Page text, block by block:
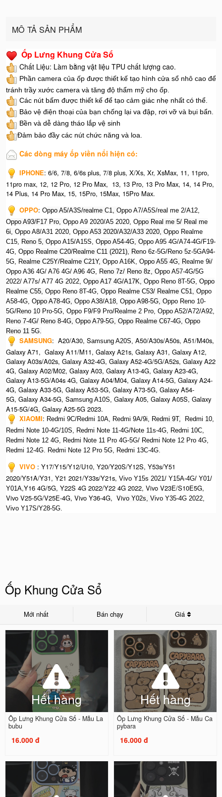
MÔ TẢ SẢN PHẨM
Ốp Lưng Khung Cửa Sổ
Chất Liệu: Làm bằng vật liệu TPU chất lượng cao.
Phần camera của ốp được thiết kế tạo hình cửa sổ nhô cao để
tránh trầy xước camera và tăng độ thẩm mỹ cho ốp.
Các nút bấm được thiết kế để tạo cảm giác nhẹ nhất có thể.
Bảo vệ điện thoại của bạn chống lại va đập, rơi vỡ và bụi bẩn.
Bền và dễ dàng tháo lắp vệ sinh
Đảm bảo đầy các nút chức năng và loa.
Các dòng máy ốp viền nổi hiện có:
IPHONE: 6/6, 7/8, 6/6s plus, 7/8 plus, X/Xs, Xr, XsMax, 11, 11pro,
11pro max, 12, 12 Pro, 12 Pro Max, 13, 13 Pro, 13 Pro Max, 14, 14 Pro,
14 Plus, 14 Pro Max, 15, 15Pro, 15Max, 15Pro Max.
OPPO: Oppo A5/A3S/realme C1, Oppo A7/A5S/real me 2/A12,
Oppo A93/F17 Pro, Oppo A9 2020/A5 2020, Oppo Real me 5/ Real me
6i, Oppo A8/A31 2020, Oppo A53 2020/A32/A33 2020, Oppo Realme
C15, Reno 5, Oppo A15/A15S, Oppo A54-4G, Oppo A95 4G/A74-4G/F19-
4G, Oppo Realme C20/Realme C11 (2021), Reno 6z-5G/Reno 5z-5GA94-
5G, Realme C25Y/Realme C21Y, Oppo A16K, Oppo A55 4G, Realme 9i/
Oppo A36 4G/ A76 4G/ A96 4G, Reno 7z/ Reno 8z, Oppo A57-4G/5G
2022/ A77s/ A77 4G 2022, Oppo A17 4G/A17K, Oppo Reno 8T-5G, Oppo
Realme C55, Oppo Reno 8T-4G, Oppo Realme C53/ Realme C51, Oppo
A58-4G, Oppo A78-4G, Oppo A38/A18, Oppo A98-5G, Oppo Reno 10-
5G/Reno 10 Pro-5G, Oppo F9/F9 Pro/Realme 2 Pro, Oppo A52/A72/A92,
Reno 7-4G/ Reno 8-4G, Oppo A79-5G, Oppo Realme C67-4G, Oppo
Reno 11 5G.
SAMSUNG: A20/A30, Samsung A20S, A50/A30s/A50s, A51/M40s,
Galaxy A71, Galaxy A11/M11, Galaxy A21s, Galaxy A31, Galaxy A12,
Galaxy A03s/A02s, Galaxy A32-4G, Galaxy A52-4G/5G/A52s, Galaxy A22
4G, Galaxy A02/M02, Galaxy A03, Galaxy A13-4G, Galaxy A23-4G,
Galaxy A13-5G/A04s 4G, Galaxy A04/M04, Galaxy A14-5G, Galaxy A24-
4G, Galaxy A33-5G, Galaxy A53-5G, Galaxy A73-5G, Galaxy A54-
5G, Galaxy A34-5G, Samsung A10S, Galaxy A05, Galaxy A05S, Galaxy
A15-5G/4G, Galaxy A25-5G 2023.
XIAOMI: Redmi 9C/Redmi 10A, Redmi 9A/9i, Redmi 9T,
Redmi 10,
Redmi Note 10-4G/10S, Redmi Note 11-4G/Note 11s-4G, Redmi 10C,
Redmi Note 12 4G,
Redmi Note 11 Pro 4G-5G/ Redmi Note 12 Pro 4G,
Redmi 12-4G.
Redmi Note 12 Pro 5G, Redmi 13C-4G.
VIVO : Y17/Y15/Y12/U10, Y20/Y20S/Y12S, Y53s/Y51
2020/Y51A/Y31, Y21 2021/Y33s/Y21s, Vivo Y15s 2021/ Y15A-4G/ Y01/
Y01A,Y16 4G/5G, Y22S 4G 2022/Y22 4G 2022, Vivo V23E/S10E5G,
Vivo V25-5G/V25E-4G, Vivo Y36-4G, Vivo Y02s, Vivo Y35-4G 2022,
Vivo Y17S/Y28-5G.
Ốp Khung Cửa Sổ
Mới nhất Bán chạy Giá
Hết hàng
Ốp Lưng Khung Cửa Sổ - Mẫu La
bubu
16.000 đ
Hết hàng
Ốp Lưng Khung Cửa Sổ - Mẫu Ca
pybara
16.000 đ